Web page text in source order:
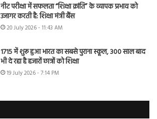
नीट परीक्षा में सफलता “शिक्षा क्रांति” के व्यापक प्रभाव को
उजागर करती है: शिक्षा मंत्री बैंस
20 July 2026 - 11:43 AM
1715 में शुरू हुआ भारत का सबसे पुराना स्कूल, 300 साल बाद
भी दे रहा है हजारों छात्रों को शिक्षा
19 July 2026 - 7:14 PM